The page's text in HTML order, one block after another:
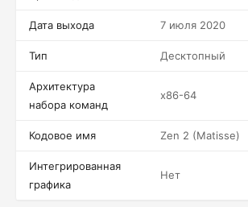
Дата выхода 7 июля 2020
Тип Десктопный
Архитектура
набора команд
x86-64
Кодовое имя Zen 2 (Matisse)
Интегрированная
графика
Нет